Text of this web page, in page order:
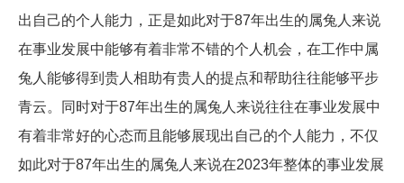
出自己的个人能力，正是如此对于87年出生的属兔人来说
在事业发展中能够有着非常不错的个人机会，在工作中属
兔人能够得到贵人相助有贵人的提点和帮助往往能够平步
青云。同时对于87年出生的属兔人来说往往在事业发展中
有着非常好的心态而且能够展现出自己的个人能力，不仅
如此对于87年出生的属兔人来说在2023年整体的事业发展